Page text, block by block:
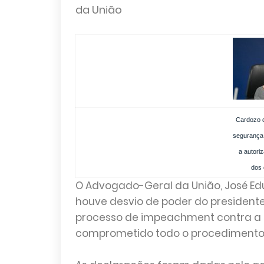
da União
Cardozo
a
dos
O Advogado-Geral da União, José
houve desvio de poder do
processo de impeachment contra a
comprometido todo o